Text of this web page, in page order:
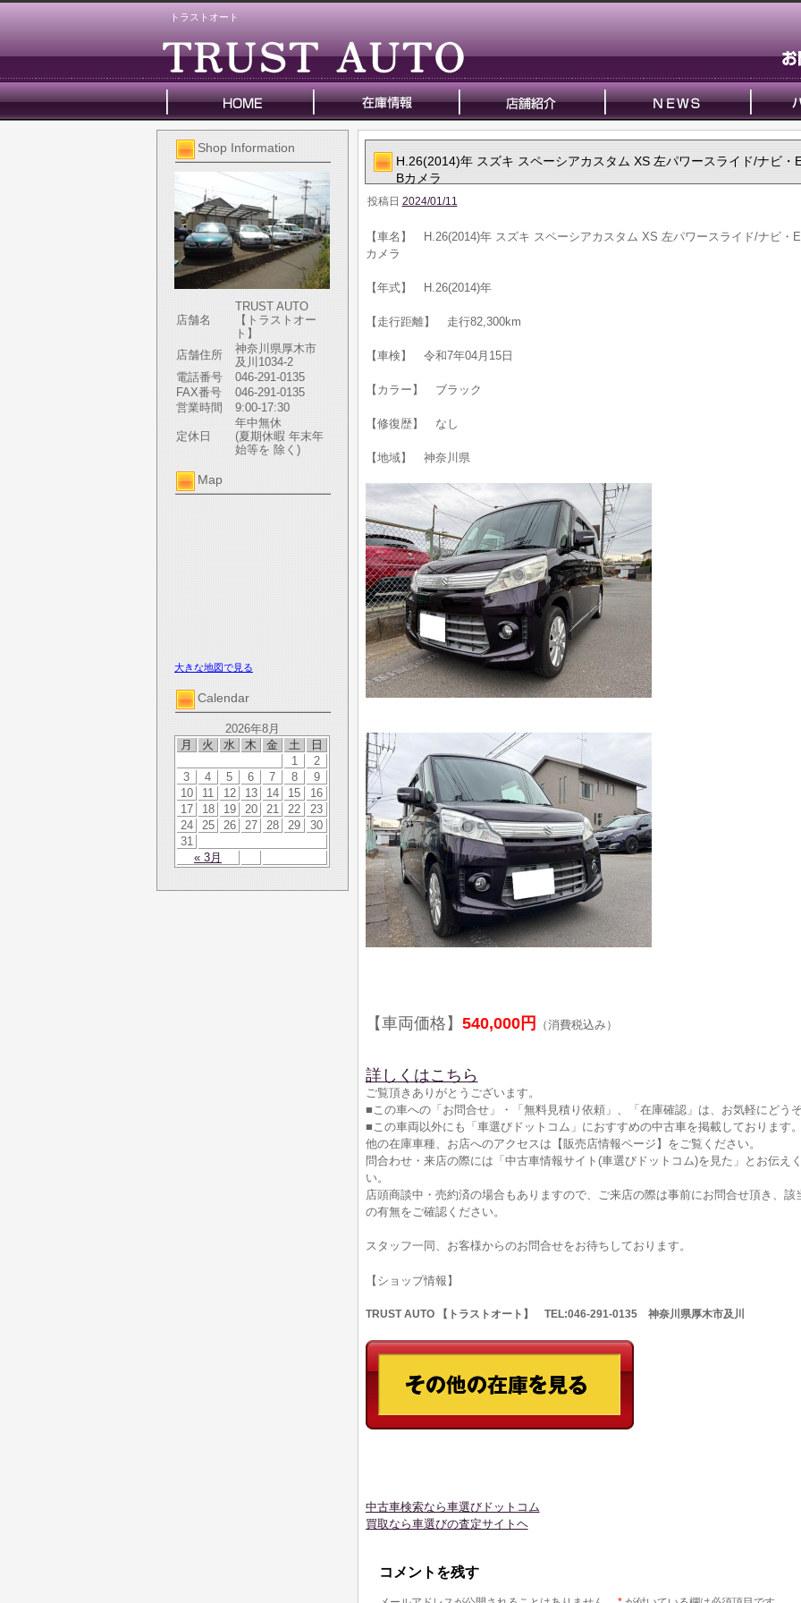
トラストオート
Shop Information
店舗名
TRUST AUTO
【トラストオー
ト】
店舗住所
神奈川県厚木市
及川1034-2
電話番号
046-291-0135
FAX番号
046-291-0135
営業時間
9:00-17:30
定休日
年中無休
(夏期休暇 年末年
始等を 除く)
Map
大きな地図で見る
Calendar
2026年8月
月
火 水 木 金 土 日
« 3月
1
2
3
4 5 6 7 8
9
10
11 12 13 14 15
16
17
18 19 20 21 22
23
24
25 26 27 28 29
30
31
H.26(2014)年 スズキ スペーシアカスタム XS 左パワースライド/ナビ・
Bカメラ
投稿日 2024/01/11
【車名】 H.26(2014)年 スズキ スペーシアカスタム XS 左パワースライド/ナビ・
カメラ
【年式】 H.26(2014)年
【走行距離】 走行82,300km
【車検】 令和7年04月15日
【カラー】 ブラック
【修復歴】 なし
【地域】 神奈川県
【車両価格】 540,000円 （消費税込み）
詳しくはこちら
ご覧頂きありがとうございます。
■この車への「お問合せ」・「無料見積り依頼」、「在庫確認」は、お気軽にどう
■この車両以外にも「車選びドットコム」におすすめの中古車を掲載しております。
他の在庫車種、お店へのアクセスは【販売店情報ページ】をご覧ください。
問合わせ・来店の際には「中古車情報サイト(車選びドットコム)を見た」とお伝え
い。
店頭商談中・売約済の場合もありますので、ご来店の際は事前にお問合せ頂き、該
の有無をご確認ください。
スタッフ一同、お客様からのお問合せをお待ちしております。
【ショップ情報】
TRUST AUTO 【トラストオート】 TEL:046-291-0135 神奈川県厚木市及川
中古車検索なら車選びドットコム
買取なら車選びの査定サイトヘ
コメントを残す